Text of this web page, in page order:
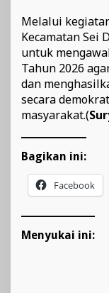
Melalui
Kecamatan Sei
untuk
Tahun 2026
dan
secara
masyarakat.(
Bagikan ini:
Facebook
Menyukai ini: